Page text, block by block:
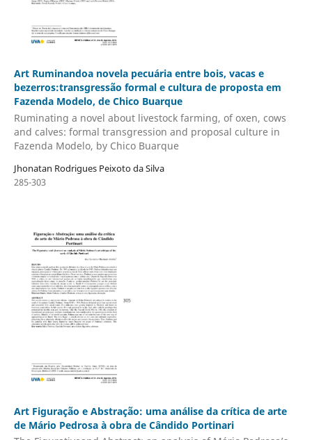
Art Ruminandoa novela pecuária entre bois, vacas e
bezerros:transgressão formal e cultura de proposta em
Fazenda Modelo, de Chico Buarque
Ruminating a novel about livestock farming, of oxen, cows
and calves: formal transgression and proposal culture in
Fazenda Modelo, by Chico Buarque
Jhonatan Rodrigues Peixoto da Silva
285-303
Art Figuração e Abstração: uma análise da crítica de arte
de Mário Pedrosa à obra de Cândido Portinari